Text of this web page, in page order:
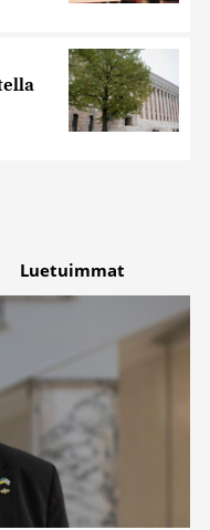
Luetuimmat